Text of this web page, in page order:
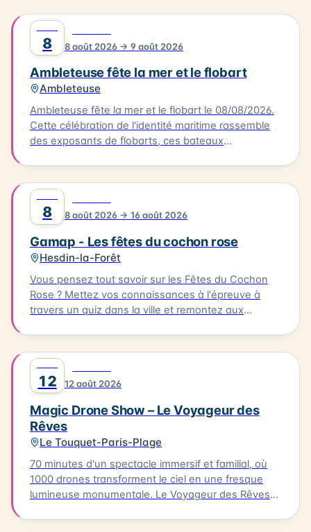
8 8 août 2026 → 9 août 2026
Ambleteuse fête la mer et le flobart
Ambleteuse
Ambleteuse fête la mer et le flobart le 08/08/2026.
Cette célébration de l'identité maritime rassemble
des exposants de flobarts, ces bateaux
publics. Vous pourrez également déguster des plats
à base de produits de la mer, préparés par des
restaurateurs locaux. L'événement se déroule à
8 8 août 2026 → 16 août 2026
Gamap - Les fêtes du cochon rose
Hesdin-la-Forêt
Vous pensez tout savoir sur les Fêtes du Cochon
Rose ? Mettez vos connaissances à l'épreuve à
travers un quiz dans la ville et remontez aux
Tourisme. Il vous faudra parcourir environ 2km en 1
heure pour découvrir les secrets de cette fête
emblématique. Départ de l'Office de Tourisme, prêt
12 12 août 2026
Magic Drone Show – Le Voyageur des
Rêves
Le Touquet-Paris-Plage
70 minutes d'un spectacle immersif et familial, où
1000 drones transforment le ciel en une fresque
lumineuse monumentale. Le Voyageur des Rêves